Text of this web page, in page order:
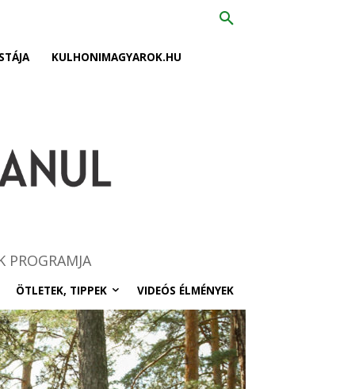
KULHONIMAGYAROK.HU
ÖTLETEK, TIPPEK VIDEÓS ÉLMÉNYEK